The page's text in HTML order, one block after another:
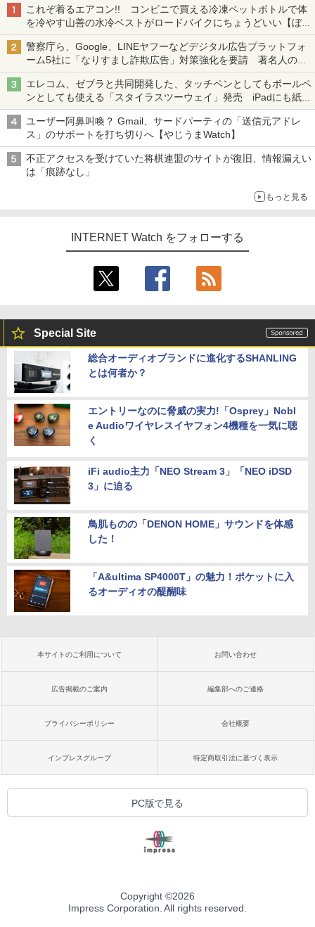
これぞ着るエアコン!! コンビニで買える冷凍ペットボトルで体
を冷やす山善の水冷ベストがロードバイクにちょうどいい【ぼっ
ち・ざ・ろーど！その14】【空いた時間でなにしてる？】
警察庁ら、Google、LINEヤフーなどデジタル広告プラットフォ
ーム5社に「なりすまし詐欺広告」対策強化を要請 著名人の写
真や映像を使った投資詐欺などへの対策として
エレコム、ゼブラと共同開発した、タッチペンとしてもボールペ
ンとしても使える「スタイラスツーウェイ」発売 iPadにも紙に
も、持ち替えずに書き込める
ユーザー阿鼻叫喚？ Gmail、サードパーティの「送信元アドレ
ス」のサポートを打ち切りへ【やじうまWatch】
不正アクセスを受けていた将棋連盟のサイトが復旧、情報漏えい
は「痕跡なし」
もっと見る
INTERNET Watch をフォローする
Special Site
総合オーディオブランドに進化するSHANLING
とは何者か？
エントリーなのに脅威の実力!「Osprey」Nobl
e Audioワイヤレスイヤフォン4機種を一気に聴
く
iFi audio主力「NEO Stream 3」「NEO iDSD
3」に迫る
鳥肌ものの「DENON HOME」サウンドを体感
した！
「A&ultima SP4000T」の魅力！ポケットに入
るオーディオの醍醐味
本サイトのご利用について お問い合わせ
広告掲載のご案内 編集部へのご連絡
プライバシーポリシー 会社概要
インプレスグループ 特定商取引法に基づく表示
PC版で見る
Copyright ©2026
Impress Corporation. All rights reserved.